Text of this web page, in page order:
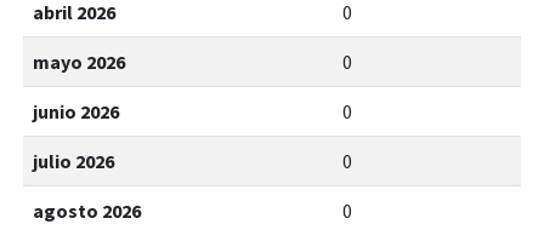
abril 2026 0
mayo 2026 0
junio 2026 0
julio 2026 0
agosto 2026 0